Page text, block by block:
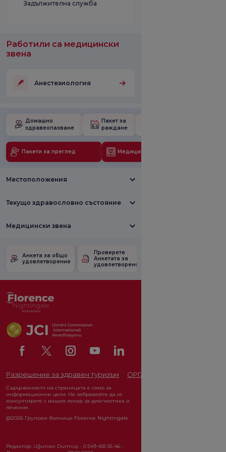
Задължителна служба
Работили са медицински
звена
Анестезиология
Домашно
здравеопазване
Пакет за
раждане
Пакети за преглед Медицински технологии
Местоположения
Текущо здравословно състояние
Медицински звена
Анкета за общо
удовлетворение
Проверете
Анкетата за
удовлетвореност.
Разрешение за здравен туризъм ОРГАН ЗА ЗАЩИТА НА
Съдържанието на страницата е само за
информационни цели. Не забравяйте да се
консултирате с вашия лекар за диагностика и
лечение.
@2026 Групови болници Florence Nightingale
Редактор: Uğurcan Durmuş - 0 549 455 55 46. -